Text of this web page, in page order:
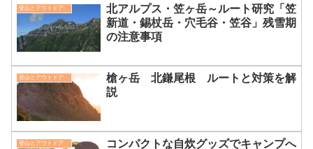
登山とアウトドア
北アルプス・笠ヶ岳～ルート研究「笠
新道・錫杖岳・穴毛谷・笠谷」残雪期
の注意事項
登山とアウトドア
槍ヶ岳 北鎌尾根 ルートと対策を解
説
登山とアウトドア
コンパクトな自炊グッズでキャンプへ